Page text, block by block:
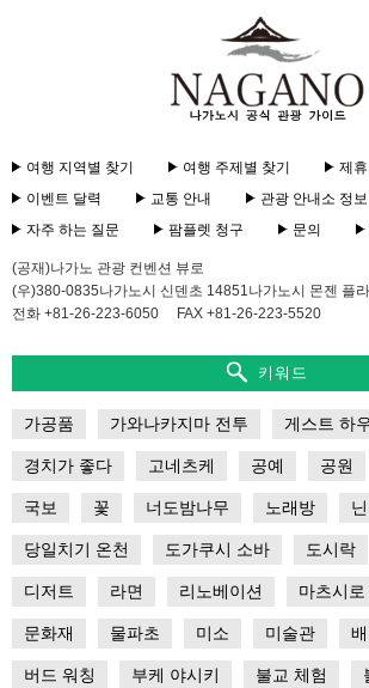
제
숙
박
설
안
내
벤
트
력
교
안
관
광
안
여행 지역별 찾기 여행 주제별 찾기
제
이벤트 달력
교통 안내
관광 안내소 정보
자주 하는 질문
팜플렛 청구 문의
(공재)나가노 관광 컨벤션 뷰로
(우)380-0835나가노시 신덴초 14851나가노시 몬젠 플
전화 +81-26-223-6050
FAX +81-26-223-5520
키워드
가공품 가와나카지마 전투 게스트 하
경치가 좋다 고네츠케 공예 공원
국보 꽃 너도밤나무 노래방
당일치기 온천 도가쿠시 소바 도시락
디저트 라면 리노베이션 마츠시로
문화재 물파초 미소 미술관
버드 워칭 부케 야시키 불교 체험